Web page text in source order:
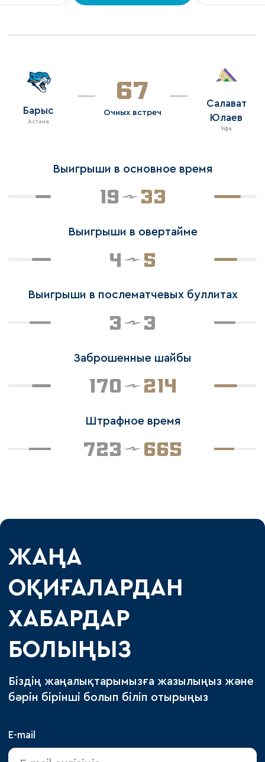
Барыс
Астана
67
Очных встреч
Салават
Юлаев
Уфа
Выигрыши в основное время
19 33
Выигрыши в овертайме
4 5
Выигрыши в послематчевых буллитах
3 3
Заброшенные шайбы
170 214
Штрафное время
723 665
ЖАҢА
ОҚИҒАЛАРДАН
ХАБАРДАР
БОЛЫҢЫЗ
Біздің жаңалықтарымызға жазылыңыз және
бәрін бірінші болып біліп отырыңыз
E-mail